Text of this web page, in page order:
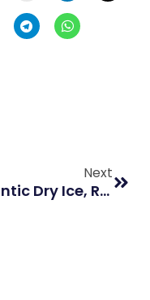
Next
Atlantic Dry Ice, Rekomendasi Tempat Jual Dry Ice Jakarta Pusat Paling Lengkap!